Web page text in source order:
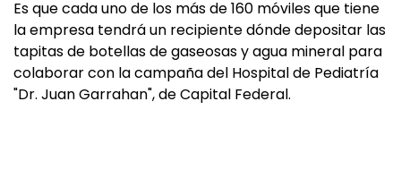
Es que cada uno de los más de 160 móviles que tiene
la empresa tendrá un recipiente dónde depositar las
tapitas de botellas de gaseosas y agua mineral para
colaborar con la campaña del Hospital de Pediatría
"Dr. Juan Garrahan", de Capital Federal.